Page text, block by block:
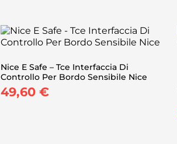
Nice E Safe – Tce Interfaccia Di
Controllo Per Bordo Sensibile Nice
49,60 €